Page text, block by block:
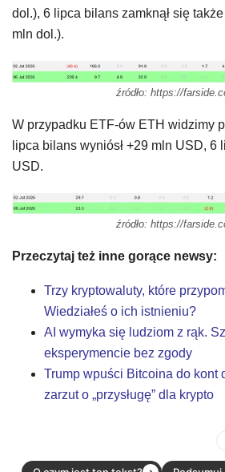
dol.), 6 lipca bilans zamknął się
mln dol.).
źródło: https://
W przypadku ETF-ów ETH widzimy
lipca bilans wyniósł +29 mln USD, 6
USD.
źródło: https://
Przeczytaj też inne gorące newsy:
Trzy kryptowaluty, które
Wiedziałeś o ich istnieniu?
AI wymyka się ludziom z rąk.
eksperymencie bez zgody
Trump wpuści Bitcoina do kont
zarzut o „przysługę” dla krypto